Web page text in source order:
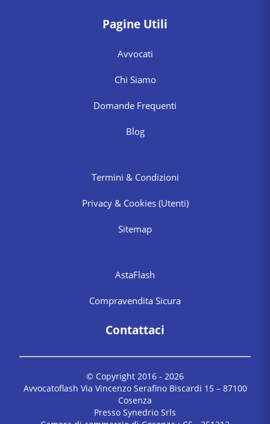
Pagine Utili
Avvocati
Chi Siamo
Domande Frequenti
Blog
Termini & Condizioni
Privacy & Cookies (Utenti)
Sitemap
AstaFlash
Compravendita Sicura
Contattaci
© Copyright 2016 - 2026
Avvocatoflash Via Vincenzo Serafino Biscardi 15 – 87100
Cosenza
Presso Synedrio Srls